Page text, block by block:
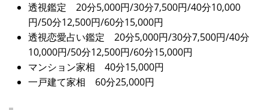
透視鑑定 20分5,000円/30分7,500円/40分10,000
円/50分12,500円/60分15,000円
透視恋愛占い鑑定 20分5,000円/30分7,500円/40分
10,000円/50分12,500円/60分15,000円
マンション家相 40分15,000円
一戸建て家相 60分25,000円